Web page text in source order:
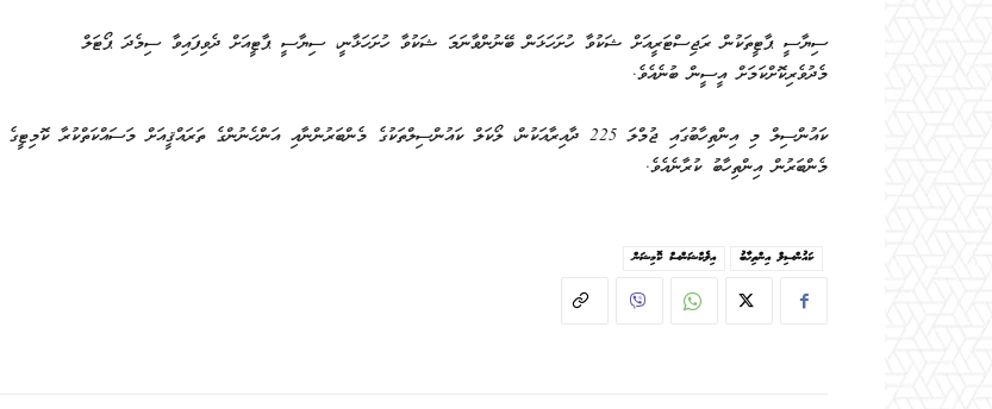
ސިޔާސީ ޕާޓީތަކުން ރަޖިސްޓަރީއަށް ޝަކުވާ ހުށަހަޅަން ބޭނުންވާނަމަ ޝަކުވާ ހުށަހަޅާނީ، ސިޔާސީ ޕާޓީއަށް ދެވިފައިވާ ސިމެދަ ޕޯޓަލް
މެދުވެރިކޮށްކަމަށް އީސީން ބުނެއެވެ.
ކައުންސިލް މި އިންތިހާބުގައި ޖުމްލަ 225 ދާއިރާއަކުން، ލޯކަލް ކައުންސިލްތަކުގެ މެންބަރުންނާއި އަންހެނުންގެ ތަރައްޤީއަށް މަސައްކަތްކުރާ ކޮމިޓީގެ
މެންބަރުން އިންތިހާބު ކުރާނެއެވެ.
ކައުންސިލް އިންތިހާބު އިލެކްޝަންސް ކޮމިޝަން